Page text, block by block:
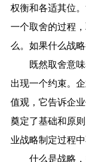
权衡和各适其位
一个取舍的过程
么。如果什么战
既然取舍意
出现一个约束。
值观，它告诉企
奠定了基础和原
业战略制定过程
什么是战略